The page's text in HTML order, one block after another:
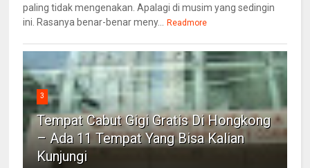
paling tidak mengenakan. Apalagi di musim yang sedingin
ini. Rasanya benar-benar meny... Readmore
3
Tempat Cabut Gigi Gratis Di Hongkong
– Ada 11 Tempat Yang Bisa Kalian
Kunjungi